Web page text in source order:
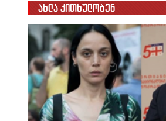
ახლა კითხულობენ